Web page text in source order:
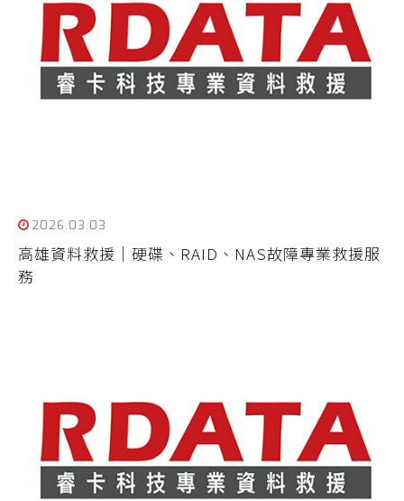
2026.03.03
高雄資料救援｜硬碟、RAID、NAS故障專業救援服
務